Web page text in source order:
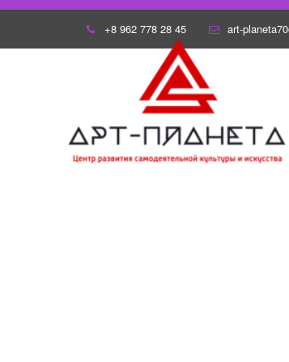
+8 962 778 28 45 art-